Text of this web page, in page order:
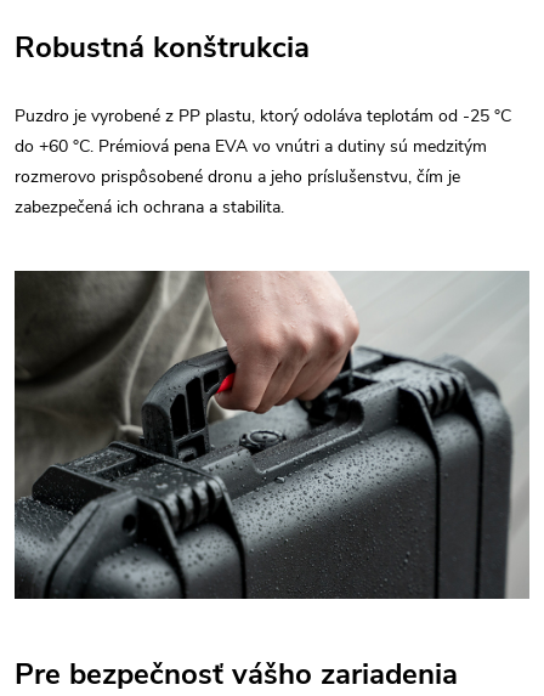
Robustná konštrukcia
Puzdro je vyrobené z PP plastu, ktorý odoláva teplotám od -25 °C
do +60 °C. Prémiová pena EVA vo vnútri a dutiny sú medzitým
rozmerovo prispôsobené dronu a jeho príslušenstvu, čím je
zabezpečená ich ochrana a stabilita.
Pre bezpečnosť vášho zariadenia